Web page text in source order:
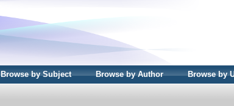
Browse by Subject Browse by Author Browse by